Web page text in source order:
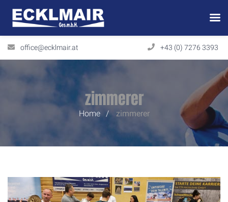
office@ecklmair.at +43 (0) 7276 3393
zimmerer
Home zimmerer